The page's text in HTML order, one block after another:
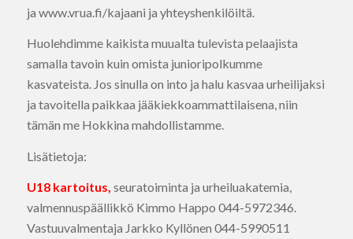
ja www.vrua.fi/kajaani ja yhteyshenkilöiltä.
Huolehdimme kaikista muualta tulevista pelaajista
samalla tavoin kuin omista junioripolkumme
kasvateista. Jos sinulla on into ja halu kasvaa urheilijaksi
ja tavoitella paikkaa jääkiekkoammattilaisena, niin
tämän me Hokkina mahdollistamme.
Lisätietoja:
U18 kartoitus, seuratoiminta ja urheiluakatemia,
valmennuspäällikkö Kimmo Happo 044-5972346.
Vastuuvalmentaja Jarkko Kyllönen 044-5990511